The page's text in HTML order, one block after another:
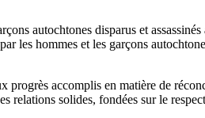
autochtones disparus et
les hommes et les garçons
accomplis en matière de
relations solides, fondées sur le